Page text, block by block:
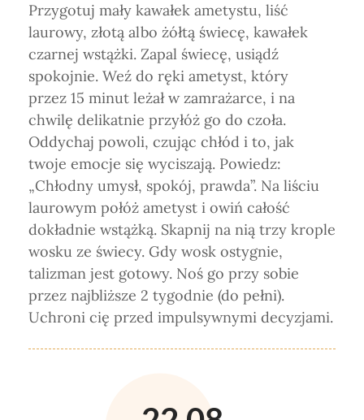
Przygotuj mały kawałek ametystu, liść
laurowy, złotą albo żółtą świecę, kawałek
czarnej wstążki. Zapal świecę, usiądź
spokojnie. Weź do ręki ametyst, który
przez 15 minut leżał w zamrażarce, i na
chwilę delikatnie przyłóż go do czoła.
Oddychaj powoli, czując chłód i to, jak
twoje emocje się wyciszają. Powiedz:
„Chłodny umysł, spokój, prawda”. Na liściu
laurowym połóż ametyst i owiń całość
dokładnie wstążką. Skapnij na nią trzy krople
wosku ze świecy. Gdy wosk ostygnie,
talizman jest gotowy. Noś go przy sobie
przez najbliższe 2 tygodnie (do pełni).
Uchroni cię przed impulsywnymi decyzjami.